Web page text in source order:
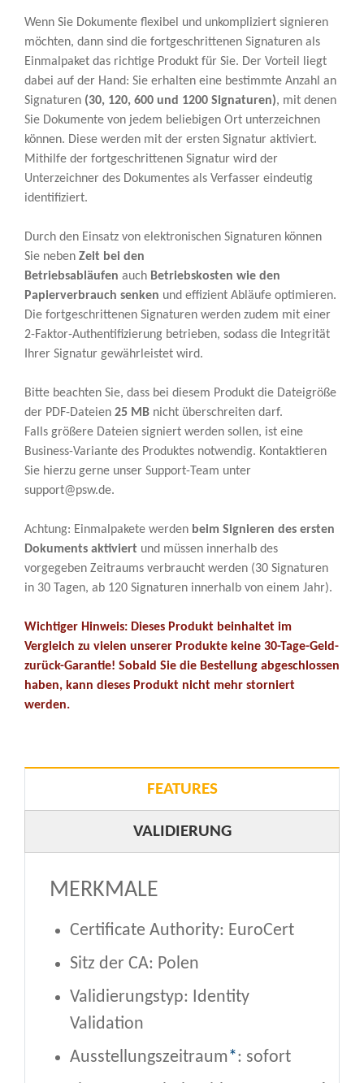
Wenn Sie Dokumente flexibel und unkompliziert signieren
möchten, dann sind die fortgeschrittenen Signaturen als
Einmalpaket das richtige Produkt für Sie. Der Vorteil liegt
dabei auf der Hand: Sie erhalten eine bestimmte Anzahl an
Signaturen (30, 120, 600 und 1200 Signaturen), mit denen
Sie Dokumente von jedem beliebigen Ort unterzeichnen
können. Diese werden mit der ersten Signatur aktiviert.
Mithilfe der fortgeschrittenen Signatur wird der
Unterzeichner des Dokumentes als Verfasser eindeutig
identifiziert.
Durch den Einsatz von elektronischen Signaturen können
Sie neben Zeit bei den
Betriebsabläufen auch Betriebskosten wie den
Papierverbrauch senken und effizient Abläufe optimieren.
Die fortgeschrittenen Signaturen werden zudem mit einer
2-Faktor-Authentifizierung betrieben, sodass die Integrität
Ihrer Signatur gewährleistet wird.
Bitte beachten Sie, dass bei diesem Produkt die Dateigröße
der PDF-Dateien 25 MB nicht überschreiten darf.
Falls größere Dateien signiert werden sollen, ist eine
Business-Variante des Produktes notwendig. Kontaktieren
Sie hierzu gerne unser Support-Team unter
support@psw.de.
Achtung: Einmalpakete werden beim Signieren des ersten
Dokuments aktiviert und müssen innerhalb des
vorgegeben Zeitraums verbraucht werden (30 Signaturen
in 30 Tagen, ab 120 Signaturen innerhalb von einem Jahr).
Wichtiger Hinweis: Dieses Produkt beinhaltet im
Vergleich zu vielen unserer Produkte keine 30-Tage-Geld-
zurück-Garantie! Sobald Sie die Bestellung abgeschlossen
haben, kann dieses Produkt nicht mehr storniert
werden.
FEATURES
VALIDIERUNG
MERKMALE
Certificate Authority: EuroCert
Sitz der CA: Polen
Validierungstyp: Identity
Validation
Ausstellungszeitraum*: sofort